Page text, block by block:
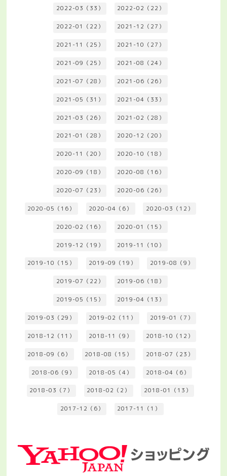
2022-03（33） 2022-02（22）
2022-01（22） 2021-12（27）
2021-11（25） 2021-10（27）
2021-09（25） 2021-08（24）
2021-07（28） 2021-06（26）
2021-05（31） 2021-04（33）
2021-03（26） 2021-02（28）
2021-01（28） 2020-12（20）
2020-11（20） 2020-10（18）
2020-09（18） 2020-08（16）
2020-07（23） 2020-06（26）
2020-05（16） 2020-04（6） 2020-03（12）
2020-02（16） 2020-01（15）
2019-12（19） 2019-11（10）
2019-10（15） 2019-09（19） 2019-08（9）
2019-07（22） 2019-06（18）
2019-05（15） 2019-04（13）
2019-03（29） 2019-02（11） 2019-01（7）
2018-12（11） 2018-11（9） 2018-10（12）
2018-09（6） 2018-08（15） 2018-07（23）
2018-06（9） 2018-05（4） 2018-04（6）
2018-03（7） 2018-02（2） 2018-01（13）
2017-12（6） 2017-11（1）